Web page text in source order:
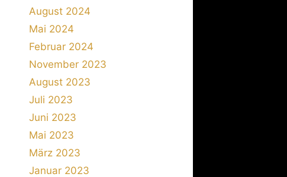
August 2024
Mai 2024
Februar 2024
November 2023
August 2023
Juli 2023
Juni 2023
Mai 2023
März 2023
Januar 2023